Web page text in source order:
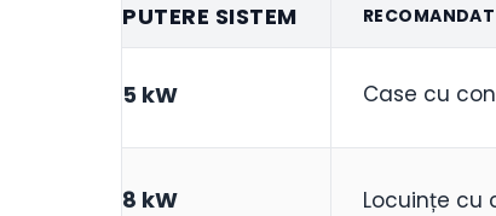
PUTERE SISTEM
5 kW Case cu
8 kW Locuințe cu